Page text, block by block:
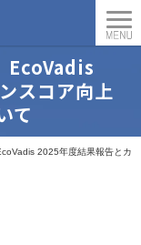
EcoVadis
スコア向上
て
2025年度結果報告とカ